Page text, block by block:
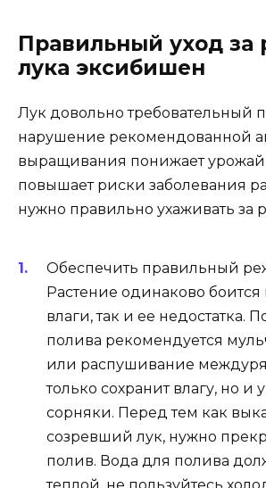
Правильный уход за
лука эксибишен
Лук довольно требовательный
нарушение рекомендованной
выращивания понижает
повышает риски заболевания
нужно правильно ухаживать за
Обеспечить правильный
Растение одинаково боится
влаги, так и ее недостатка.
полива рекомендуется
или распушивание
только сохранит влагу, но и
сорняки. Перед тем как
созревший лук, нужно
полив. Вода для полива